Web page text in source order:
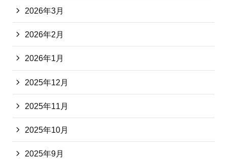
2026年3月
2026年2月
2026年1月
2025年12月
2025年11月
2025年10月
2025年9月